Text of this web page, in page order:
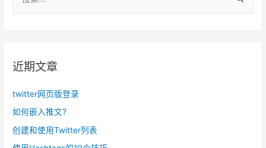
近期文章
twitter网页版登录
如何嵌入推文?
创建和使用Twitter列表